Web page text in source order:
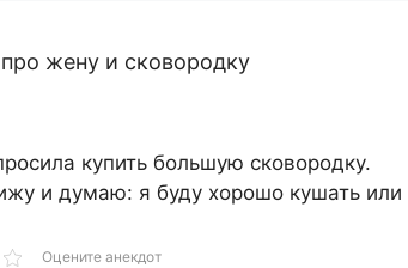
жену и сковородку
купить большую сковородку.
и думаю: я буду хорошо кушать или
Оцените анекдот